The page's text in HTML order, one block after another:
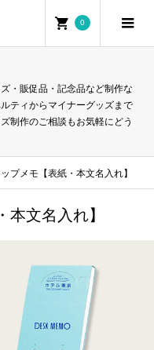
0
・販促品・記念品など制作な
ティからマイナーグッズまで
制作のご相談もお気軽にどう
プメモ【表紙・本文名入れ】
文名入れ】